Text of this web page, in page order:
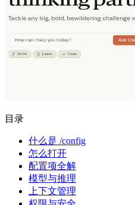
目录
什么是 /config
怎么打开
配置项全解
模型与推理
上下文管理